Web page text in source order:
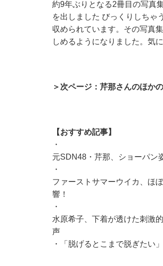
約9年ぶりとなる2冊目の写真
を出しました びっくりしちゃ
収められています。その写真
しめるようになりました。気
＞次ページ：芹那さんのほか
【おすすめ記事】
・
元SDN48・芹那、ショーパン
・
ファーストサマーウイカ、ほ
響！
・
水原希子、下着が透けた刺激
声
・
「脱げるとこまで脱ぎたい